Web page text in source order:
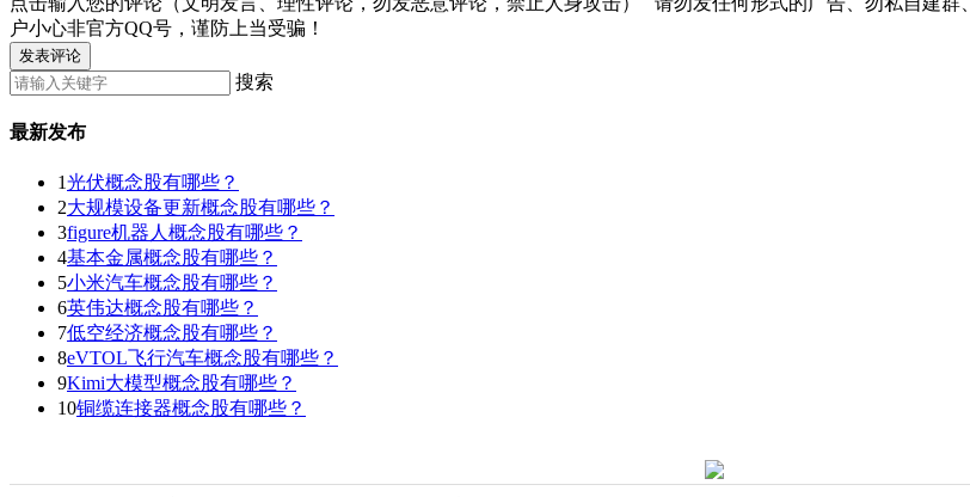
户小心非官方QQ号，谨防上当受骗！
发表评论
搜索
最新发布
1光伏概念股有哪些？
2大规模设备更新概念股有哪些？
3figure机器人概念股有哪些？
4基本金属概念股有哪些？
5小米汽车概念股有哪些？
6英伟达概念股有哪些？
7低空经济概念股有哪些？
8eVTOL飞行汽车概念股有哪些？
9Kimi大模型概念股有哪些？
10铜缆连接器概念股有哪些？